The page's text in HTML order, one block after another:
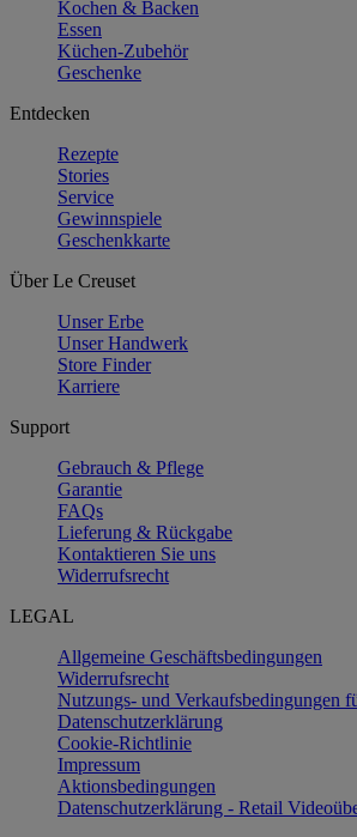
Kochen & Backen
Essen
Küchen-Zubehör
Geschenke
Entdecken
Rezepte
Stories
Service
Gewinnspiele
Geschenkkarte
Über Le Creuset
Unser Erbe
Unser Handwerk
Store Finder
Karriere
Support
Gebrauch & Pflege
Garantie
FAQs
Lieferung & Rückgabe
Kontaktieren Sie uns
Widerrufsrecht
LEGAL
Allgemeine Geschäftsbedingungen
Widerrufsrecht
Nutzungs- und Verkaufsbedingungen
Datenschutzerklärung
Cookie-Richtlinie
Impressum
Aktionsbedingungen
Datenschutzerklärung - Retail